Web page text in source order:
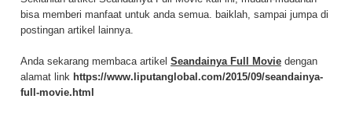
bisa memberi manfaat untuk anda semua. baiklah, sampai jumpa di
postingan artikel lainnya.
Anda sekarang membaca artikel Seandainya Full Movie dengan
alamat link https://www.liputanglobal.com/2015/09/seandainya-
full-movie.html